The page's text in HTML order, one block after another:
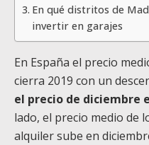
En qué distritos de
invertir en garajes
En España el precio
cierra 2019 con un
el precio de diciembre
lado, el precio medio de
alquiler sube en